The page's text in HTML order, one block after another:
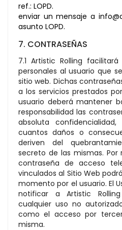
ref.: LOPD.
enviar un mensaje a
asunto LOPD.
7. CONTRASEÑAS
7.1 Artistic Rolling
personales al usuario que
sitio web. Dichas
a los servicios prestados
usuario deberá mantener
responsabilidad las
absoluta
cuantos daños o
deriven del
secreto de las mismas. Por
contraseña de acceso
vinculados al Sitio Web
momento por el usuario. El
notificar a Artistic
cualquier uso no
como el acceso por
misma.